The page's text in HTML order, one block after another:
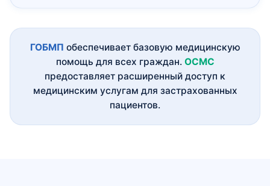
ГОБМП обеспечивает базовую медицинскую
помощь для всех граждан. ОСМС
предоставляет расширенный доступ к
медицинским услугам для застрахованных
пациентов.